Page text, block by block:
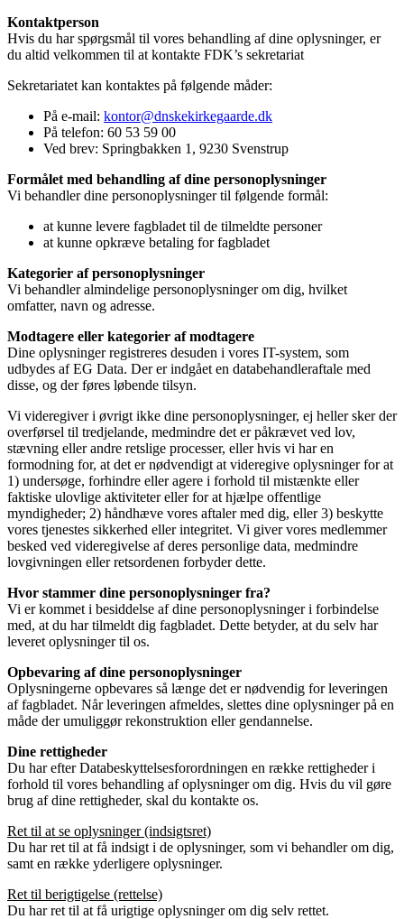
Kontaktperson
Hvis du har spørgsmål til vores behandling af dine oplysninger, er
du altid velkommen til at kontakte FDK’s sekretariat
Sekretariatet kan kontaktes på følgende måder:
På e-mail: kontor@dnskekirkegaarde.dk
På telefon: 60 53 59 00
Ved brev: Springbakken 1, 9230 Svenstrup
Formålet med behandling af dine personoplysninger
Vi behandler dine personoplysninger til følgende formål:
at kunne levere fagbladet til de tilmeldte personer
at kunne opkræve betaling for fagbladet
Kategorier af personoplysninger
Vi behandler almindelige personoplysninger om dig, hvilket
omfatter, navn og adresse.
Modtagere eller kategorier af modtagere
Dine oplysninger registreres desuden i vores IT-system, som
udbydes af EG Data. Der er indgået en databehandleraftale med
disse, og der føres løbende tilsyn.
Vi videregiver i øvrigt ikke dine personoplysninger, ej heller sker der
overførsel til tredjelande, medmindre det er påkrævet ved lov,
stævning eller andre retslige processer, eller hvis vi har en
formodning for, at det er nødvendigt at videregive oplysninger for at
1) undersøge, forhindre eller agere i forhold til mistænkte eller
faktiske ulovlige aktiviteter eller for at hjælpe offentlige
myndigheder; 2) håndhæve vores aftaler med dig, eller 3) beskytte
vores tjenestes sikkerhed eller integritet. Vi giver vores medlemmer
besked ved videregivelse af deres personlige data, medmindre
lovgivningen eller retsordenen forbyder dette.
Hvor stammer dine personoplysninger fra?
Vi er kommet i besiddelse af dine personoplysninger i forbindelse
med, at du har tilmeldt dig fagbladet. Dette betyder, at du selv har
leveret oplysninger til os.
Opbevaring af dine personoplysninger
Oplysningerne opbevares så længe det er nødvendig for leveringen
af fagbladet. Når leveringen afmeldes, slettes dine oplysninger på en
måde der umuliggør rekonstruktion eller gendannelse.
Dine rettigheder
Du har efter Databeskyttelsesforordningen en række rettigheder i
forhold til vores behandling af oplysninger om dig. Hvis du vil gøre
brug af dine rettigheder, skal du kontakte os.
Ret til at se oplysninger (indsigtsret)
Du har ret til at få indsigt i de oplysninger, som vi behandler om dig,
samt en række yderligere oplysninger.
Ret til berigtigelse (rettelse)
Du har ret til at få urigtige oplysninger om dig selv rettet.